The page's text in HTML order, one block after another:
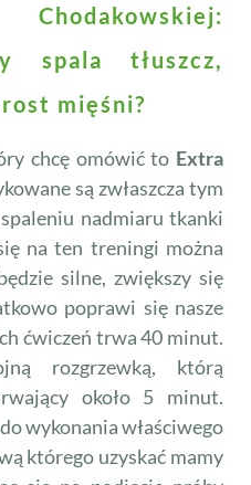
tłuszcz,
mięśni?
chcę omówić to Extra
są zwłaszcza tym
nadmiaru tkanki
na ten treningi można
silne, zwiększy się
poprawi się nasze
ćwiczeń trwa 40 minut.
rozgrzewką, którą
około 5 minut.
wykonania właściwego
którego uzyskać mamy